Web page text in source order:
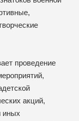
проведение
акций,
иных